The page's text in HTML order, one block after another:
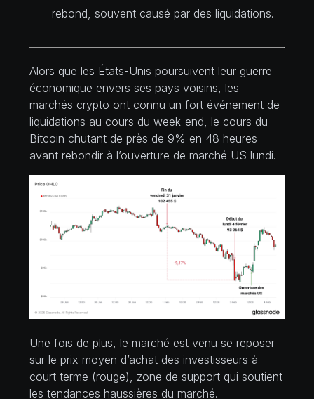
rebond, souvent causé par des liquidations.
Alors que les États-Unis poursuivent leur guerre
économique envers ses pays voisins, les
marchés crypto ont connu un fort événement de
liquidations au cours du week-end, le cours du
Bitcoin chutant de près de 9% en 48 heures
avant rebondir à l’ouverture de marché US lundi.
Une fois de plus, le marché est venu se reposer
sur le prix moyen d’achat des investisseurs à
court terme (rouge), zone de support qui soutient
les tendances haussières du marché.